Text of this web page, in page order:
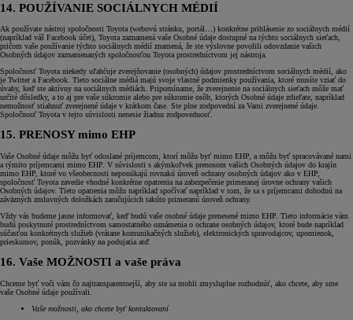
14. POUŽÍVANIE SOCIÁLNYCH MÉDIÍ
Ak používate nástroj spoločnosti Toyota (webovú stránku, portál…) konkrétne prihlásenie zo sociálnych médií
(napríklad váš Facebook účet), Toyota zaznamená vaše Osobné údaje dostupné na týchto sociálnych sieťach,
pričom vaše používanie týchto sociálnych médií znamená, že ste výslovne povolili odovzdanie vašich
Osobných údajov zaznamenaných spoločnosťou Toyota prostredníctvom jej nástroja.
Spoločnosť Toyota niekedy uľahčuje zverejňovanie (osobných) údajov prostredníctvom sociálnych médií, ako
je Twitter a Facebook. Tieto sociálne médiá majú svoje vlastné podmienky používania, ktoré musíte vziať do
úvahy, keď ste aktívny na sociálnych médiách. Pripomíname, že zverejnenie na sociálnych sieťach môže mať
určité dôsledky, a to aj pre vaše súkromie alebo pre súkromie osôb, ktorých Osobné údaje zdieľate, napríklad
nemožnosť stiahnuť zverejnené údaje v krátkom čase. Ste plne zodpovední za Vami zverejnené údaje.
Spoločnosť Toyota v tejto súvislosti nenesie žiadnu zodpovednosť.
15. PRENOSY mimo EHP
Vaše Osobné údaje môžu byť odoslané príjemcom, ktorí môžu byť mimo EHP, a môžu byť spracovávané nami
a týmito príjemcami mimo EHP. V súvislosti s akýmkoľvek prenosom vašich Osobných údajov do krajín
mimo EHP, ktoré vo všeobecnosti neponúkajú rovnakú úroveň ochrany osobných údajov ako v EHP,
spoločnosť Toyota zavedie vhodné konkrétne opatrenia na zabezpečenie primeranej úrovne ochrany vašich
Osobných údajov. Tieto opatrenia môžu napríklad spočívať napríklad v tom, že sa s príjemcami dohodnú na
záväzných zmluvných doložkách zaručujúcich takúto primeranú úroveň ochrany.
Vždy vás budeme jasne informovať, keď budú vaše osobné údaje prenesené mimo EHP. Tieto informácie vám
budú poskytnuté prostredníctvom samostatného oznámenia o ochrane osobných údajov, ktoré bude napríklad
súčasťou konkrétnych služieb (vrátane komunikačných služieb), elektronických spravodajcov, upomienok,
prieskumov, ponúk, pozvánky na podujatia atď.
16. Vaše MOŽNOSTI a vaše práva
Chceme byť voči vám čo najtransparentnejší, aby ste sa mohli zmysluplne rozhodnúť, ako chcete, aby sme
vaše Osobné údaje používali.
Vaše možnosti, ako chcete byť kontaktovaní